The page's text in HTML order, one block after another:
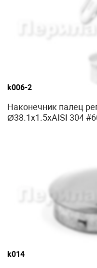
k006-2
Наконечник палец
Ø38.1х1.5хAISI 304
k014